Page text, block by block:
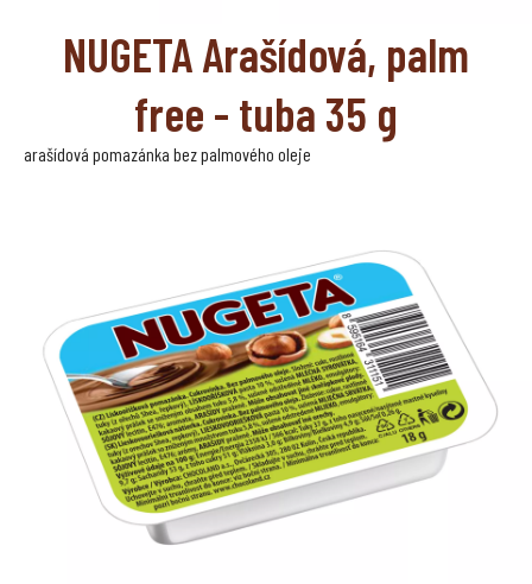
NUGETA Arašídová, palm
free - tuba 35 g
arašídová pomazánka bez palmového oleje